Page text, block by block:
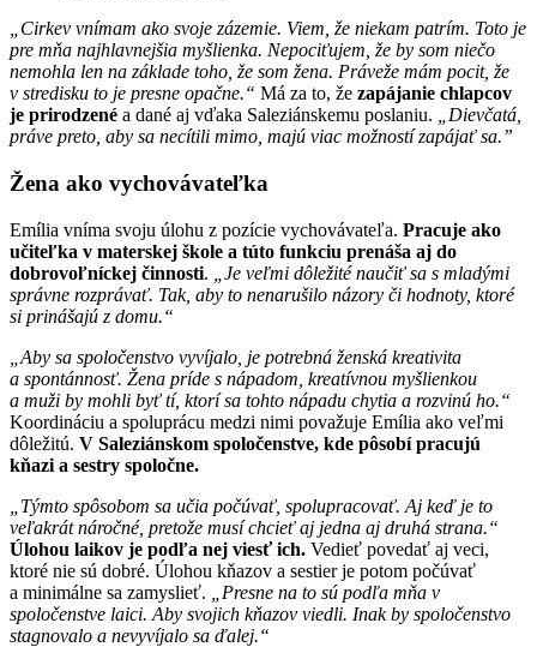
„Cirkev vnímam ako svoje zázemie. Viem, že niekam patrím. Toto je
pre mňa najhlavnejšia myšlienka. Nepociťujem, že by som niečo
nemohla len na základe toho, že som žena. Práveže mám pocit, že
v stredisku to je presne opačne.“ Má za to, že zapájanie chlapcov
je prirodzené a dané aj vďaka Saleziánskemu poslaniu.
„Dievčatá,
práve preto, aby sa necítili mimo, majú viac možností zapájať sa.”
Žena ako vychovávateľka
Emília vníma svoju úlohu z pozície vychovávateľa. Pracuje ako
učiteľka v materskej škole a túto funkciu prenáša aj do
dobrovoľníckej činnosti. „Je veľmi dôležité naučiť sa s mladými
správne rozprávať. Tak, aby to nenarušilo názory či hodnoty, ktoré
si prinášajú z domu.“
„Aby sa spoločenstvo vyvíjalo, je potrebná ženská kreativita
a spontánnosť. Žena príde s nápadom, kreatívnou myšlienkou
a muži by mohli byť tí, ktorí sa tohto nápadu chytia a rozvinú ho.“
Koordináciu a spoluprácu medzi nimi považuje Emília ako veľmi
dôležitú. V Saleziánskom spoločenstve, kde pôsobí pracujú
kňazi a sestry spoločne.
„Týmto spôsobom sa učia počúvať, spolupracovať. Aj keď je to
veľakrát náročné, pretože musí chcieť aj jedna aj druhá strana.“
Úlohou laikov je podľa nej viesť ich. Vedieť povedať aj veci,
ktoré nie sú dobré. Úlohou kňazov a sestier je potom počúvať
a minimálne sa zamyslieť.
„Presne na to sú podľa mňa v
spoločenstve laici. Aby svojich kňazov viedli. Inak by spoločenstvo
stagnovalo a nevyvíjalo sa ďalej.“